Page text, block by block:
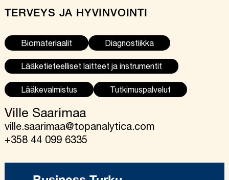
TERVEYS JA HYVINVOINTI
Biomateriaalit Diagnostiikka
Lääketieteelliset laitteet ja instrumentit
Lääkevalmistus Tutkimuspalvelut
Ville Saarimaa
ville.saarimaa@topanalytica.com
+358 44 099 6335